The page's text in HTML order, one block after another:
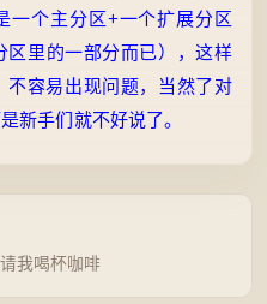
一个主分区+一个扩展分区
区里的一部分而已），这样
不容易出现问题，当然了对
新手们就不好说了。
我喝杯咖啡